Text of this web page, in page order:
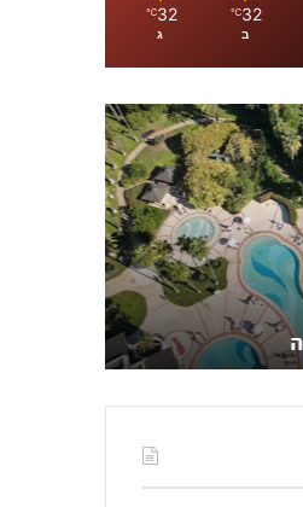
32
℃
ב
32
℃
ג